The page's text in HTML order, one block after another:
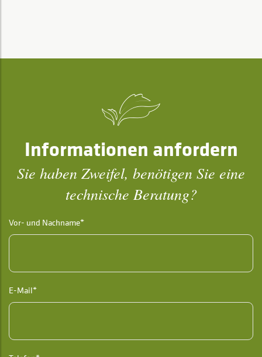
Informationen anfordern
Sie haben Zweifel, benötigen Sie eine
technische Beratung?
Vor- und Nachname*
E-Mail*